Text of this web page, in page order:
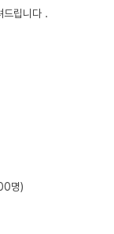
드립니다 .
명)